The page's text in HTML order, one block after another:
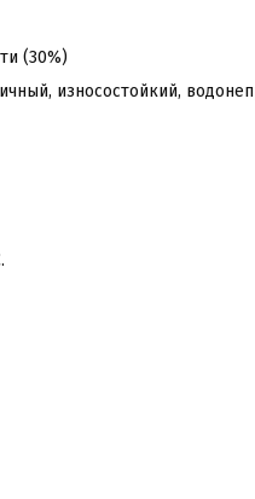
(30%)
износостойкий,